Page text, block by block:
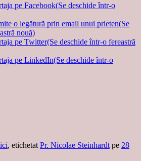
pe Facebook(Se deschide într-o
o legătură prin email unui prieten(Se
nouă)
pe Twitter(Se deschide într-o fereastră
pe LinkedIn(Se deschide într-o
, etichetat Pr. Nicolae Steinhardt pe 28